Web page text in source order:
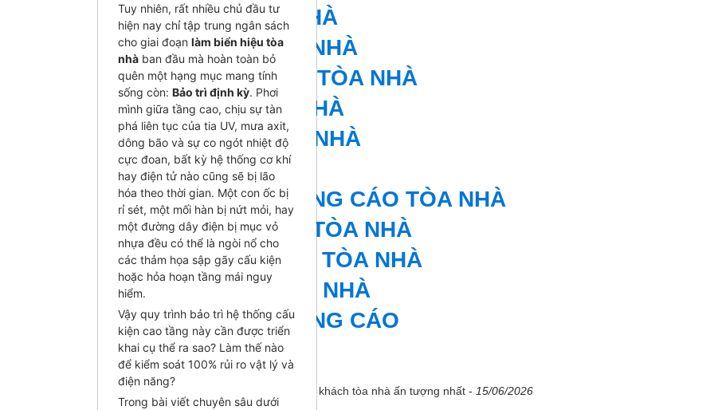
Tuy nhiên, rất nhiều chủ đầu tư
hiện nay chỉ tập trung ngân sách
cho giai đoạn làm biển hiệu tòa
nhà ban đầu mà hoàn toàn bỏ
quên một hạng mục mang tính
sống còn: Bảo trì định kỳ. Phơi
mình giữa tầng cao, chịu sự tàn
phá liên tục của tia UV, mưa axit,
dông bão và sự co ngót nhiệt độ
cực đoan, bất kỳ hệ thống cơ khí
hay điện tử nào cũng sẽ bị lão
hóa theo thời gian. Một con ốc bị
rỉ sét, một mối hàn bị nứt mỏi, hay
một đường dây điện bị mục vỏ
nhựa đều có thể là ngòi nổ cho
các thảm họa sập gãy cấu kiện
hoặc hỏa hoạn tầng mái nguy
hiểm.
Vậy quy trình bảo trì hệ thống cấu
kiện cao tầng này cần được triển
khai cụ thể ra sao? Làm thế nào
để kiểm soát 100% rủi ro vật lý và
điện năng?
Trong bài viết chuyên sâu dưới
BỘ CHỮ TÒA NHÀ
BIỂN CHỮ TÒA NHÀ
BIỂN HIỆU CHỮ TÒA NHÀ
CHỮ NỔI TÒA NHÀ
BIỂN HIỆU TÒA NHÀ
CHỮ TÒA NHÀ
BIỂN HIỆU QUẢNG CÁO TÒA NHÀ
BIỂN HIỆU LED TÒA NHÀ
BIỂN HIỆU INOX TÒA NHÀ
BẢNG CHỮ TÒA NHÀ
BIỂN HIỆU QUẢNG CÁO
Bài viết liên quan
Tổng hợp các mẫu biển hiệu sảnh đón khách tòa nhà ấn tượng nhất - 15/06/2026